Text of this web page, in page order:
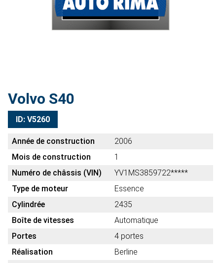
Volvo S40
ID: V5260
Année de construction
2006
Mois de construction
1
Numéro de châssis (VIN)
YV1MS3859722*****
Type de moteur
Essence
Cylindrée
2435
Boîte de vitesses
Automatique
Portes
4 portes
Réalisation
Berline